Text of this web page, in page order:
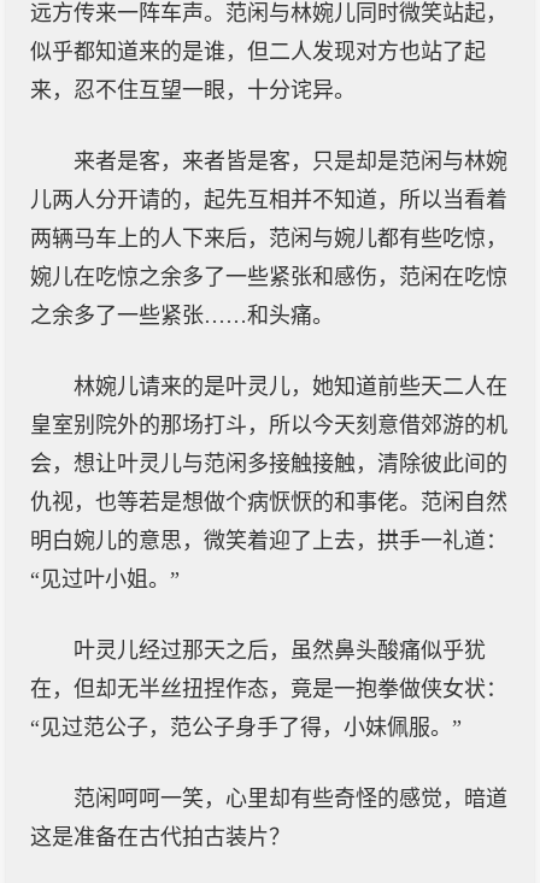
远方传来一阵车声。范闲与林婉儿同时微笑站起，
似乎都知道来的是谁，但二人发现对方也站了起
来，忍不住互望一眼，十分诧异。
来者是客，来者皆是客，只是却是范闲与林婉
儿两人分开请的，起先互相并不知道，所以当看着
两辆马车上的人下来后，范闲与婉儿都有些吃惊，
婉儿在吃惊之余多了一些紧张和感伤，范闲在吃惊
之余多了一些紧张……和头痛。
林婉儿请来的是叶灵儿，她知道前些天二人在
皇室别院外的那场打斗，所以今天刻意借郊游的机
会，想让叶灵儿与范闲多接触接触，清除彼此间的
仇视，也等若是想做个病恹恹的和事佬。范闲自然
明白婉儿的意思，微笑着迎了上去，拱手一礼道：
“见过叶小姐。”
叶灵儿经过那天之后，虽然鼻头酸痛似乎犹
在，但却无半丝扭捏作态，竟是一抱拳做侠女状：
“见过范公子，范公子身手了得，小妹佩服。”
范闲呵呵一笑，心里却有些奇怪的感觉，暗道
这是准备在古代拍古装片？